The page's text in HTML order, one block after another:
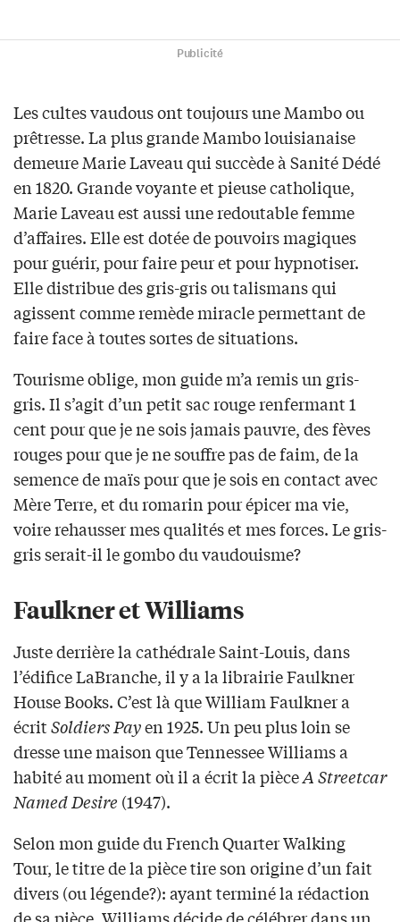
Publicité
Les cultes vaudous ont toujours une Mambo ou
prêtresse. La plus grande Mambo louisianaise
demeure Marie Laveau qui succède à Sanité Dédé
en 1820. Grande voyante et pieuse catholique,
Marie Laveau est aussi une redoutable femme
d’affaires. Elle est dotée de pouvoirs magiques
pour guérir, pour faire peur et pour hypnotiser.
Elle distribue des gris-gris ou talismans qui
agissent comme remède miracle permettant de
faire face à toutes sortes de situations.
Tourisme oblige, mon guide m’a remis un gris-
gris. Il s’agit d’un petit sac rouge renfermant 1
cent pour que je ne sois jamais pauvre, des fèves
rouges pour que je ne souffre pas de faim, de la
semence de maïs pour que je sois en contact avec
Mère Terre, et du romarin pour épicer ma vie,
voire rehausser mes qualités et mes forces. Le gris-
gris serait-il le gombo du vaudouisme?
Faulkner et Williams
Juste derrière la cathédrale Saint-Louis, dans
l’édifice LaBranche, il y a la librairie Faulkner
House Books. C’est là que William Faulkner a
écritSoldiers Payen 1925. Un peu plus loin se
dresse une maison que Tennessee Williams a
habité au moment où il a écrit la pièceA Streetcar
Named Desire (1947).
Selon mon guide du French Quarter Walking
Tour, le titre de la pièce tire son origine d’un fait
divers (ou légende?): ayant terminé la rédaction